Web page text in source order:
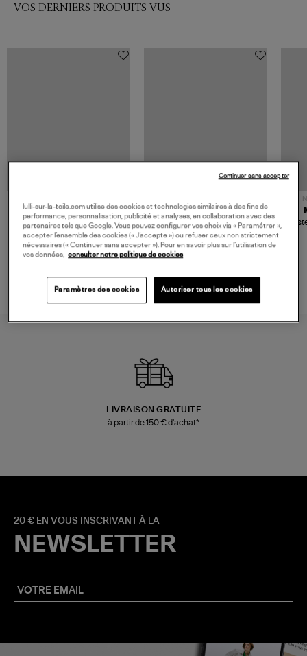
VOS DERNIERS PRODUITS VUS
480,00 €
JEROME DREYFUSS
Sac Bobi S Cuir Lamé
Champagne
189,00 €
TORAL
Mocassins Killian Sport
Mousse
LIVRAISON GRATUITE
à partir de 150 € d'achat*
20 € EN VOUS INSCRIVANT À LA
NEWSLETTER
lulli-sur-la-toile.com utilise des cookies et technologies similaires à des fins de
performance, personnalisation, publicité et analyses, en collaboration avec des
partenaires tels que Google. Vous pouvez configurer vos choix via « Paramétrer »,
accepter l’ensemble des cookies (« J’accepte ») ou refuser ceux non strictement
nécessaires (« Continuer sans accepter »). Pour en savoir plus sur l’utilisation de
vos données,
consulter notre politique de cookies
Paramètres des cookies Autoriser tous les cookies
Continuer sans accepter